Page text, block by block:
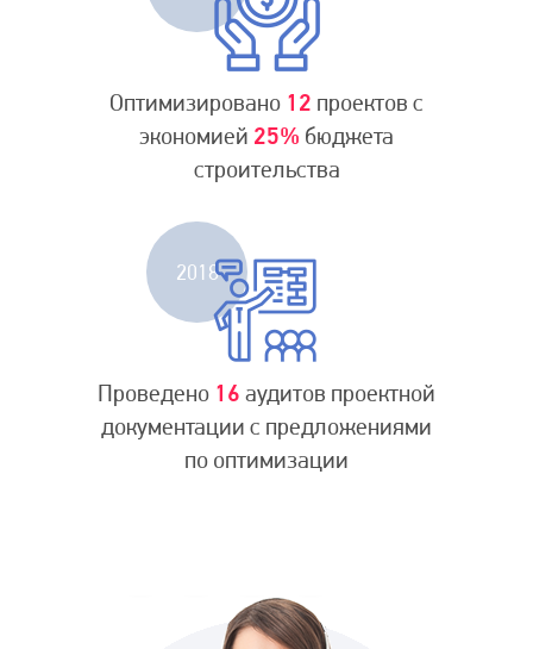
Оптимизировано 12 проектов с
экономией 25% бюджета
строительства
2018
Проведено 16 аудитов проектной
документации с предложениями
по оптимизации